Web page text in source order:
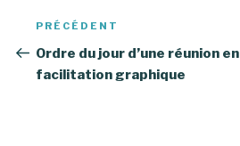
Navigation
de
l’article
Article
précédent
PRÉCÉDENT
Ordre du jour d’une réunion en
facilitation graphique